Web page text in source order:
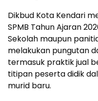
Dikbud Kota Kendari
SPMB Tahun Ajaran
Sekolah maupun
melakukan pungutan
termasuk praktik jual
titipan peserta didik
murid baru.